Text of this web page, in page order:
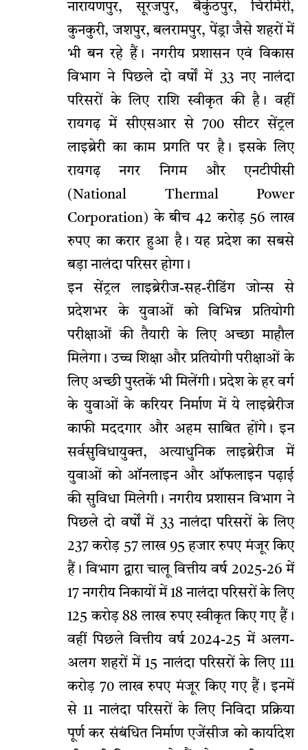
नारायणपुर, सूरजपुर, बैकुंठपुर, चिरमिरी,
कुनकुरी, जशपुर, बलरामपुर, पेंड्रा जैसे शहरों में
भी बन रहे हैं। नगरीय प्रशासन एवं विकास
विभाग ने पिछले दो वर्षों में 33 नए नालंदा
परिसरों के लिए राशि स्वीकृत की है। वहीं
रायगढ़ में सीएसआर से 700 सीटर सेंट्रल
लाइब्रेरी का काम प्रगति पर है। इसके लिए
रायगढ़ नगर निगम और एनटीपीसी
(National Thermal Power
Corporation) के बीच 42 करोड़ 56 लाख
रुपए का करार हुआ है। यह प्रदेश का सबसे
बड़ा नालंदा परिसर होगा।
इन सेंट्रल लाइब्रेरीज-सह-रीडिंग जोन्स से
प्रदेशभर के युवाओं को विभिन्न प्रतियोगी
परीक्षाओं की तैयारी के लिए अच्छा माहौल
मिलेगा। उच्च शिक्षा और प्रतियोगी परीक्षाओं के
लिए अच्छी पुस्तकें भी मिलेंगी। प्रदेश के हर वर्ग
के युवाओं के करियर निर्माण में ये लाइब्रेरीज
काफी मददगार और अहम साबित होंगे। इन
सर्वसुविधायुक्त, अत्याधुनिक लाइब्रेरीज में
युवाओं को ऑनलाइन और ऑफलाइन पढ़ाई
की सुविधा मिलेगी। नगरीय प्रशासन विभाग ने
पिछले दो वर्षों में 33 नालंदा परिसरों के लिए
237 करोड़ 57 लाख 95 हजार रुपए मंजूर किए
हैं। विभाग द्वारा चालू वित्तीय वर्ष 2025-26 में
17 नगरीय निकायों में 18 नालंदा परिसरों के लिए
125 करोड़ 88 लाख रुपए स्वीकृत किए गए हैं।
वहीं पिछले वित्तीय वर्ष 2024-25 में अलग-
अलग शहरों में 15 नालंदा परिसरों के लिए 111
करोड़ 70 लाख रुपए मंजूर किए गए हैं। इनमें
से 11 नालंदा परिसरों के लिए निविदा प्रक्रिया
पूर्ण कर संबंधित निर्माण एजेंसीज को कार्यादेश